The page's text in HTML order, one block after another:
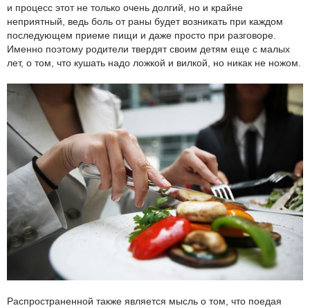
и процесс этот не только очень долгий, но и крайне
неприятный, ведь боль от раны будет возникать при каждом
последующем приеме пищи и даже просто при разговоре.
Именно поэтому родители твердят своим детям еще с малых
лет, о том, что кушать надо ложкой и вилкой, но никак не ножом.
Распространенной также является мысль о том, что поедая